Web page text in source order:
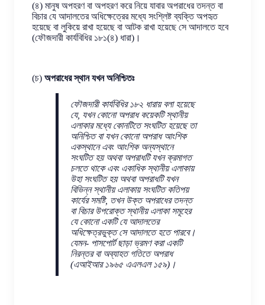
(৪) মানুষ অপহরণ বা অপহরণ করে নিয়ে যাবার অপরাধের তদন্ত বা
বিচার যে আদালতের অধিক্ষেত্রের মধ্যে সংশ্লিষ্ট ব্যক্তি অপহৃত
হয়েছে বা লুকিয়ে রাখা হয়েছে বা আটক রাখা হয়েছে সে আদালতে হবে
(ফৌজদারী কার্যবিধির ১৮১(৪) ধারা)।
(চ) অপরাধের স্থান যখন অনিশ্চিতঃ
ফৌজদারী কার্যবিধির ১৮২ ধারায় বলা হয়েছে
যে, যখন কোনো অপরাধ কয়েকটি স্থানীয়
এলাকার মধ্যে কোনটিতে সংঘটিত হয়েছে তা
অনিশ্চিত বা যখন কোনো অপরাধ আংশিক
একস্থানে এবং আংশিক অন্যস্থানে
সংঘটিত হয় অথবা অপরাধটি যখন ক্রমাগত
চলতে থাকে এবং একাধিক স্থানীয় এলাকায়
উহা সংঘটিত হয় অথবা অপরাধটি যখন
বিভিন্ন স্থানীয় এলাকায় সংঘটিত কতিপয়
কার্যের সমষ্টি, তখন উক্ত অপরাধের তদন্ত
বা বিচার উপরোক্ত স্থানীয় এলাকা সমূহের
যে কোনো একটি যে আদালতের
অধিক্ষেত্রভুক্ত সে আদালতে হতে পারবে।
যেমন- পাসপোর্ট ছাড়া ভ্রমণ করা একটি
নিরন্তর বা অব্যাহত গতিতে অপরাধ
(এআইআর ১৯৬৫ এএলএল ১৫৯)।